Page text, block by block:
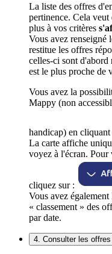
La liste des offres
pertinence. Cela
plus à vos critères
Vous avez renseigné
restitue les offres
celles-ci sont d'abord
est le plus proche de
Vous avez la
Mappy (non
handicap) en cliquant
La carte affiche
voyez à l'écran. Pour
cliquez sur :
Vous avez
« classement » des
par date.
4. Consulter les